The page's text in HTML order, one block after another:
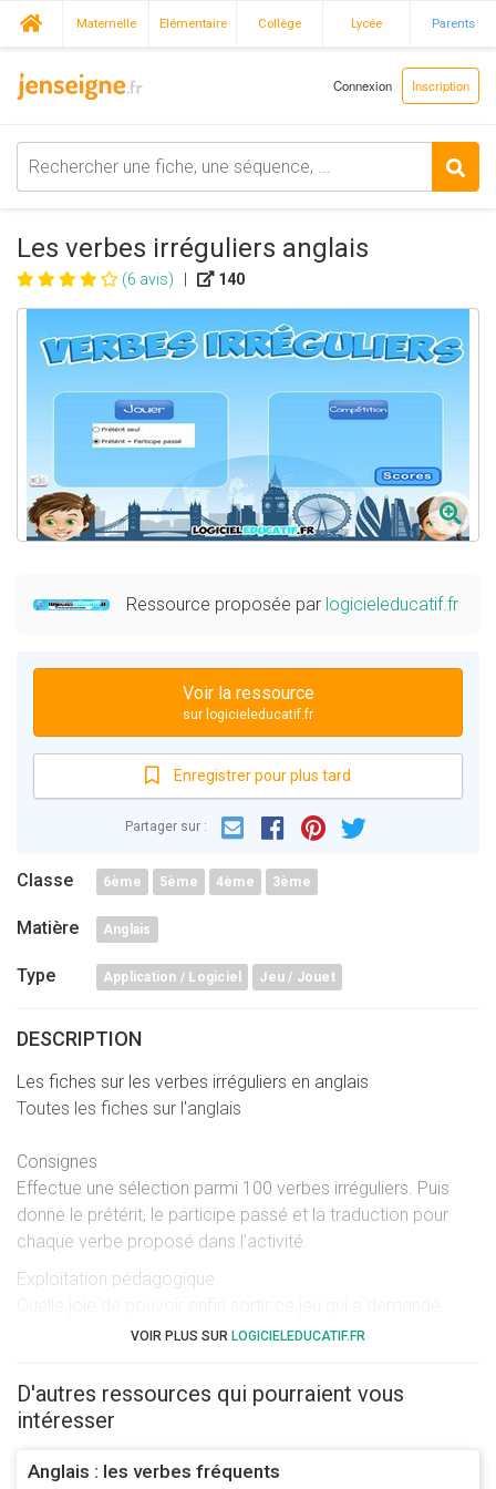
Maternelle Elémentaire Collège Lycée Parents
Connexion Inscription
Les verbes irréguliers anglais
(6 avis) 140
Classe 6ème 5ème 4ème 3ème
Matière Anglais
Type Application / Logiciel Jeu / Jouet
Voir la ressource
sur logicieleducatif.fr
Enregistrer pour plus tard
Partager sur : EmailFacebook
Pinterest
Ressource proposée par logicieleducatif.fr
DESCRIPTION
Les fiches sur les verbes irréguliers en anglais
Toutes les fiches sur l'anglais
Consignes
Effectue une sélection parmi 100 verbes irréguliers. Puis
donne le prétérit, le participe passé et la traduction pour
chaque verbe proposé dans l'activité.
Exploitation pédagogique
beaucoup de temps de préparation !!!
ses verbes irréguliers en anglais, donc ça valait le coup !
Il y a deux propositions en page d'accueil : l'activité révision
L'activité révision
VOIR PLUS SUR LOGICIELEDUCATIF.FR
D'autres ressources qui pourraient vous
intéresser
Anglais : les verbes fréquents